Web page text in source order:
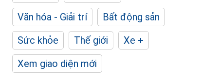
Văn hóa - Giải trí
Bất động sản
Sức khỏe
Thế giới
Xe +
Xem giao diện mới